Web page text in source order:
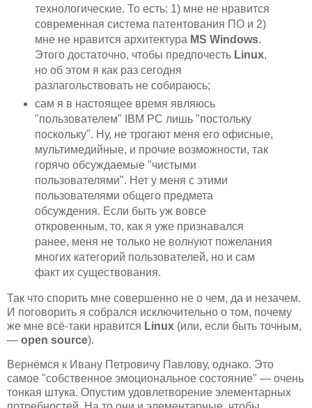
технологические. То есть: 1) мне не нравится
современная система патентования ПО и 2)
мне не нравится архитектура MS Windows.
Этого достаточно, чтобы предпочесть Linux,
но об этом я как раз сегодня
разлагольствовать не собираюсь;
сам я в настоящее время являюсь
"пользователем" IBM PC лишь "постольку
поскольку". Ну, не трогают меня его офисные,
мультимедийные, и прочие возможности, так
горячо обсуждаемые "чистыми
пользователями". Нет у меня с этими
пользователями общего предмета
обсуждения. Если быть уж вовсе
откровенным, то, как я уже признавался
ранее, меня не только не волнуют пожелания
многих категорий пользователей, но и сам
факт их существования.
Так что спорить мне совершенно не о чем, да и незачем.
И поговорить я собрался исключительно о том, почему
же мне всё-таки нравится Linux (или, если быть точным,
— open source).
Вернёмся к Ивану Петровичу Павлову, однако. Это
самое "собственное эмоциональное состояние" — очень
тонкая штука. Опустим удовлетворение элементарных